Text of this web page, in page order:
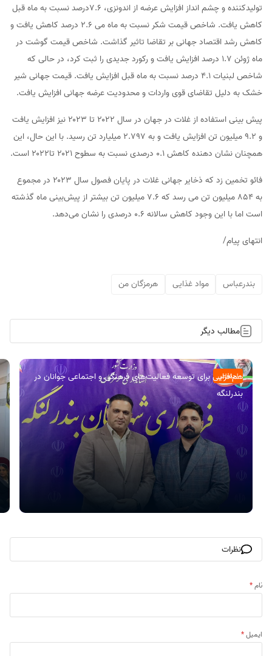
تولیدکننده و چشم انداز افزایش عرضه از اندونزی، ۷.۶درصد نسبت به ماه قبل
کاهش یافت. شاخص قیمت شکر نسبت به ماه می ۲.۶ درصد کاهش یافت و
کاهش رشد اقتصاد جهانی بر تقاضا تاثیر گذاشت. شاخص قیمت گوشت در
ماه ژوئن ۱.۷ درصد افزایش یافت و رکورد جدیدی را ثبت کرد، در حالی که
شاخص لبنیات ۴.۱ درصد نسبت به ماه قبل افزایش یافت. قیمت جهانی شیر
خشک به دلیل تقاضای قوی واردات و محدودیت عرضه جهانی افزایش یافت.
پیش بینی استفاده از غلات در جهان در سال ۲۰۲۲ تا ۲۰۲۳ نیز افزایش یافت
و ۹.۲ میلیون تن افزایش یافت و به ۲.۷۹۷ میلیارد تن رسید. با این حال، این
همچنان نشان دهنده کاهش ۰.۱ درصدی نسبت به سطوح ۲۰۲۱ تا۲۰۲۲ است.
فائو تخمین زد که ذخایر جهانی غلات در پایان فصول سال ۲۰۲۳ در مجموع
به ۸۵۴ میلیون تن می رسد که ۷.۶ میلیون تن بیشتر از پیش‌بینی ماه گذشته
است اما با این وجود کاهش سالانه ۰.۶ درصدی را نشان می‌دهد.
انتهای پیام/
بندرعباس مواد غذایی هرمزگان من
مطالب دیگر
اجتماعی
هم‌افزایی برای توسعه فعالیت‌های فرهنگی و اجتماعی جوانان در
بندرلنگه
نظرات
نام*
ایمیل*